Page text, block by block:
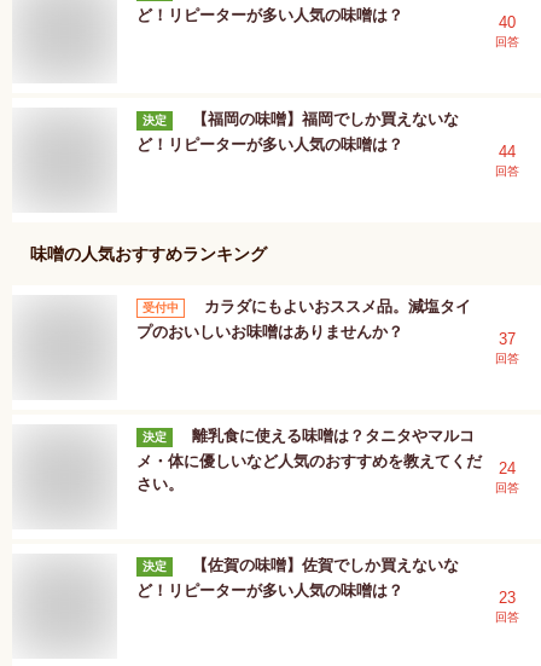
ど！リピーターが多い人気の味噌は？
40
回答
決定
【福岡の味噌】福岡でしか買えないな
ど！リピーターが多い人気の味噌は？
44
回答
味噌の人気おすすめランキング
受付中
カラダにもよいおススメ品。減塩タイ
プのおいしいお味噌はありませんか？
37
回答
決定
離乳食に使える味噌は？タニタやマルコ
メ・体に優しいなど人気のおすすめを教えてくだ
さい。
24
回答
決定
【佐賀の味噌】佐賀でしか買えないな
ど！リピーターが多い人気の味噌は？
23
回答